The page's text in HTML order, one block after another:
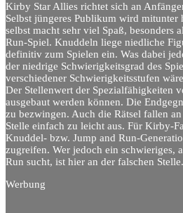
Kirby Star Allies richtet sich an
Selbst jüngeres Publikum wird mitunter
selbst macht sehr viel Spaß, besonders
Run-Spiel. Knuddeln liege niedliche
definitiv zum Spielen ein. Was dabei
der niedrige Schwierigkeitsgrad des
verschiedener Schwierigkeitsstufen
Der Stellenwert der Spezialfähigkeiten
ausgebaut werden können. Die
zu bezwingen. Auch die Rätsel fallen
Stelle einfach zu leicht aus. Für Kirby-
Knuddel- bzw. Jump and Run-
zugreifen. Wer jedoch ein schwieriges,
Run sucht, ist hier an der falschen Stelle.
Werbung